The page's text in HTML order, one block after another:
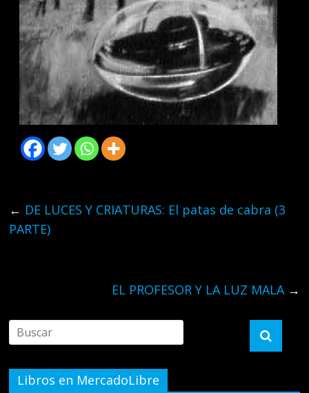
← DE LUCES Y CRIATURAS: El patas de cabra (3
PARTE)
EL PROFESOR Y LA LUZ MALA →
Libros en MercadoLibre